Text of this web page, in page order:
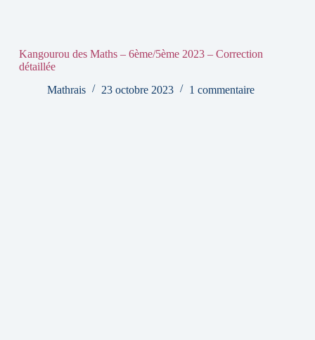
Kangourou des Maths – 6ème/5ème 2023 – Correction
détaillée
Mathrais
23 octobre 2023 1 commentaire